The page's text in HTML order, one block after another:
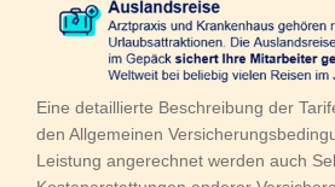
Eine detaillierte Beschreibung der
den Allgemeinen
Leistung angerechnet werden auch